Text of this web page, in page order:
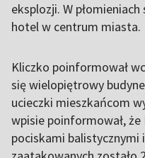
eksplozji. W
hotel w centrum miasta.
Kliczko poinformował
się wielopiętrowy
ucieczki mieszkańcom
wpisie poinformował,
pociskami balistycznymi